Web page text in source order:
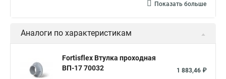
Показать больше
Аналоги по характеристикам
Fortisflex Втулка проходная
ВП-17 70032
1 883,46 ₽